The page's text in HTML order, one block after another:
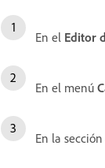
En el Editor
En el menú
En la sección